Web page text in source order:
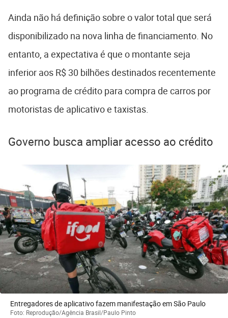
Ainda não há definição sobre o valor total que será
disponibilizado na nova linha de financiamento. No
entanto, a expectativa é que o montante seja
inferior aos R$ 30 bilhões destinados recentemente
ao programa de crédito para compra de carros por
motoristas de aplicativo e taxistas.
Governo busca ampliar acesso ao crédito
Entregadores de aplicativo fazem manifestação em São Paulo
Foto: Reprodução/Agência Brasil/Paulo Pinto